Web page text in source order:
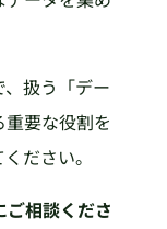
扱う「デー
要な役割を
ださい。
ご相談くださ